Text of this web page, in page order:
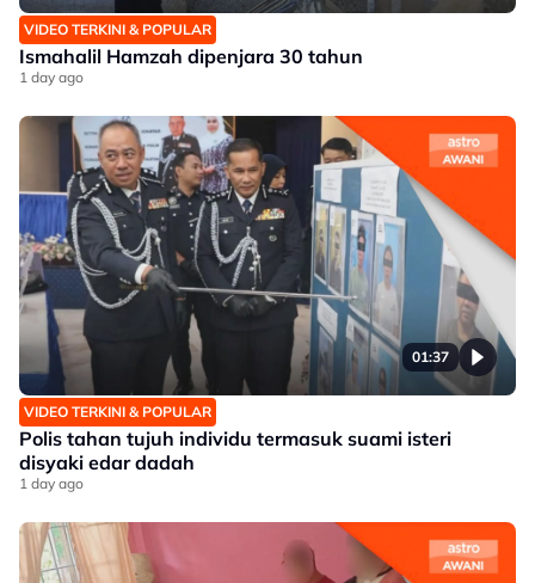
VIDEO TERKINI & POPULAR
Ismahalil Hamzah dipenjara 30 tahun
1 day ago
01:37
VIDEO TERKINI & POPULAR
Polis tahan tujuh individu termasuk suami isteri
disyaki edar dadah
1 day ago